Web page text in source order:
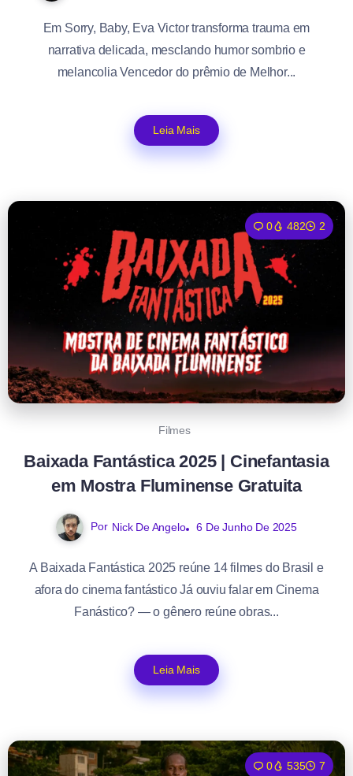
Em Sorry, Baby, Eva Victor transforma trauma em
narrativa delicada, mesclando humor sombrio e
melancolia Vencedor do prêmio de Melhor...
Leia Mais
0 482 2
Filmes
Baixada Fantástica 2025 | Cinefantasia
em Mostra Fluminense Gratuita
Por Nick De Angelo 6 De Junho De 2025
A Baixada Fantástica 2025 reúne 14 filmes do Brasil e
afora do cinema fantástico Já ouviu falar em Cinema
Fanástico? — o gênero reúne obras...
Leia Mais
0 535 7